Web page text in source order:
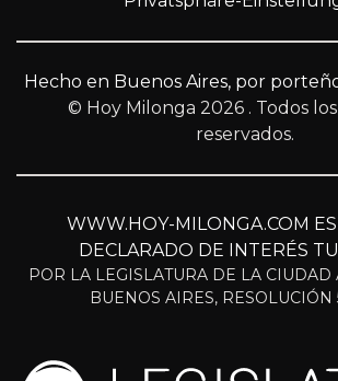
Hecho en Buenos Aires, por
© Hoy Milonga 2026 . Todos
reservados.
WWW.HOY-MILONGA.COM
DECLARADO DE INTERÉS
POR LA LEGISLATURA DE LA
BUENOS AIRES, RESOLUCIÓN